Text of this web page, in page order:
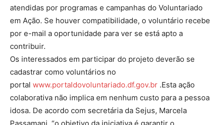
atendidas por programas e campanhas do Voluntariado
em Ação. Se houver compatibilidade, o voluntário recebe
por e-mail a oportunidade para ver se está apto a
contribuir.
Os interessados em participar do projeto deverão se
cadastrar como voluntários no
portal www.portaldovoluntariado.df.gov.br .Esta ação
colaborativa não implica em nenhum custo para a pessoa
idosa. De acordo com secretária da Sejus, Marcela
Passamani, “o objetivo da iniciativa é garantir o